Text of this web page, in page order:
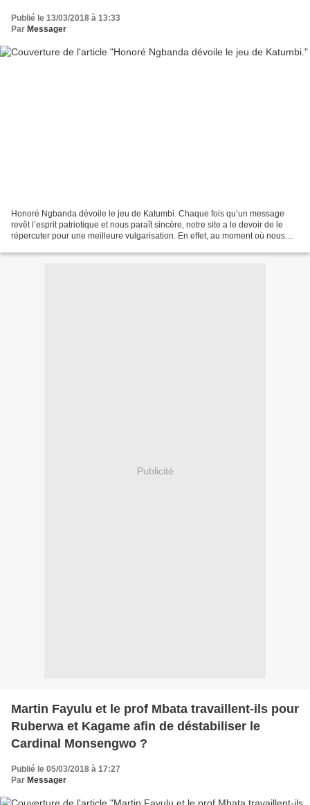
Publié le 13/03/2018 à 13:33
Par Messager
Honoré Ngbanda dévoile le jeu de Katumbi. Chaque fois qu’un message
revêt l’esprit patriotique et nous paraît sincère, notre site a le devoir de le
répercuter pour une meilleure vulgarisation. En effet, au moment où nous
Publicité
Martin Fayulu et le prof Mbata travaillent-ils pour
Ruberwa et Kagame afin de déstabiliser le
Cardinal Monsengwo ?
Publié le 05/03/2018 à 17:27
Par Messager